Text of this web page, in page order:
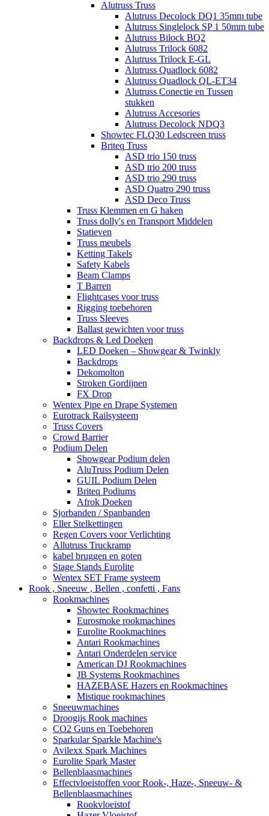
Alutruss Truss
Alutruss Decolock DQ1 35mm tube
Alutruss Singlelock SP 1 50mm tube
Alutruss Bilock BQ2
Alutruss Trilock 6082
Alutruss Trilock E-GL
Alutruss Quadlock 6082
Alutruss Quadlock QL-ET34
Alutruss Conectie en Tussen
stukken
Alutruss Accesories
Alutruss Decolock NDQ3
Showtec FLQ30 Ledscreen truss
Briteq Truss
ASD trio 150 truss
ASD trio 200 truss
ASD trio 290 truss
ASD Quatro 290 truss
ASD Deco Truss
Truss Klemmen en G haken
Truss dolly's en Transport Middelen
Statieven
Truss meubels
Ketting Takels
Safety Kabels
Beam Clamps
T Barren
Flightcases voor truss
Rigging toebehoren
Truss Sleeves
Ballast gewichten voor truss
Backdrops & Led Doeken
LED Doeken – Showgear & Twinkly
Backdrops
Dekomolton
Stroken Gordijnen
FX Drop
Wentex Pipe en Drape Systemen
Eurotrack Railsysteem
Truss Covers
Crowd Barrier
Podium Delen
Showgear Podium delen
AluTruss Podium Delen
GUIL Podium Delen
Briteq Podiums
Afrok Doeken
Sjorbanden / Spanbanden
Eller Stelkettingen
Regen Covers voor Verlichting
Allutruss Truckramp
kabel bruggen en goten
Stage Stands Eurolite
Wentex SET Frame systeem
Rook , Sneeuw , Bellen , confetti , Fans
Rookmachines
Showtec Rookmachines
Eurosmoke rookmachines
Eurolite Rookmachines
Antari Rookmachines
Antari Onderdelen service
American DJ Rookmachines
JB Systems Rookmachines
HAZEBASE Hazers en Rookmachines
Mistique rookmachines
Sneeuwmachines
Droogijs Rook machines
CO2 Guns en Toebehoren
Sparkular Sparkle Machine's
Avilexx Spark Machines
Eurolite Spark Master
Bellenblaasmachines
Effectvloeistoffen voor Rook-, Haze-, Sneeuw- &
Bellenblaasmachines
Rookvloeistof